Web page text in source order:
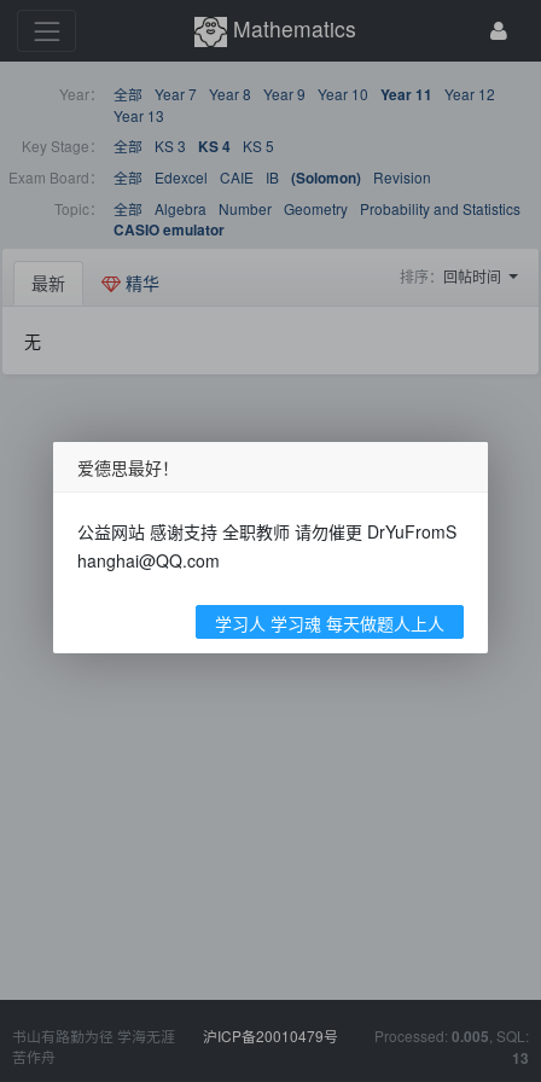
Mathematics
Year： 全部 Year 7 Year 8 Year 9 Year 10 Year 11
Year 12
Year 13
Key Stage：
全部 KS 3 KS 4
KS 5
Exam Board：
全部 Edexcel CAIE IB (Solomon)
Revision
Topic：
全部 Algebra Number Geometry
Probability and Statistics
CASIO emulator
最新 精华 排序： 回帖时间
无
书山有路勤为径 学海无涯
苦作舟
沪ICP备20010479号 Processed: 0.005 , SQL:
13
爱德思最好！
公益网站 感谢支持 全职教师 请勿催更 DrYuFromS
hanghai@QQ.com
学习人 学习魂 每天做题人上人